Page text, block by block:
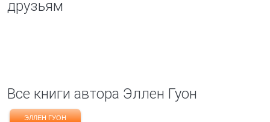
друзьям
Все книги автора Эллен Гуон
ЭЛЛЕН ГУОН